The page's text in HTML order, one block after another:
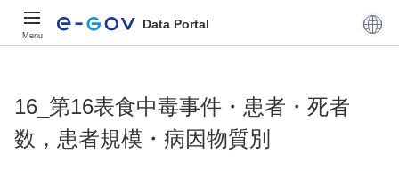
Menu
Data Portal
16_第16表食中毒事件・患者・死者
数，患者規模・病因物質別